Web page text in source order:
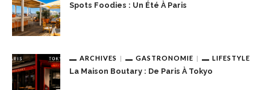
Spots Foodies : Un Été À Paris
ARCHIVES GASTRONOMIE LIFESTYLE
La Maison Boutary : De Paris À Tokyo